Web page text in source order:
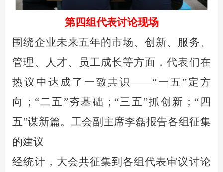
第四组代表讨论现场
围绕企业未来五年的市场、创新、服务、
管理、人才、员工成长等方面，代表们在
热议中达成了一致共识——“一五”定方
向；“二五”夯基础；“三五”抓创新；“四
五”谋新篇。工会副主席李磊报告各组征集
的建议
经统计，大会共征集到各组代表审议讨论